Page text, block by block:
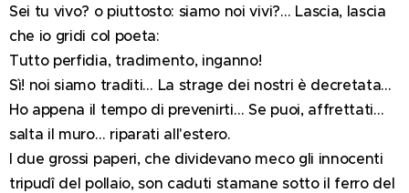
Sei tu vivo? o piuttosto: siamo noi vivi?… Lascia, lascia
che io gridi col poeta:
Tutto perfidia, tradimento, inganno!
Sì! noi siamo traditi… La strage dei nostri è decretata…
Ho appena il tempo di prevenirti… Se puoi, affrettati…
salta il muro… riparati all'estero.
I due grossi paperi, che dividevano meco gli innocenti
tripudî del pollaio, son caduti stamane sotto il ferro del